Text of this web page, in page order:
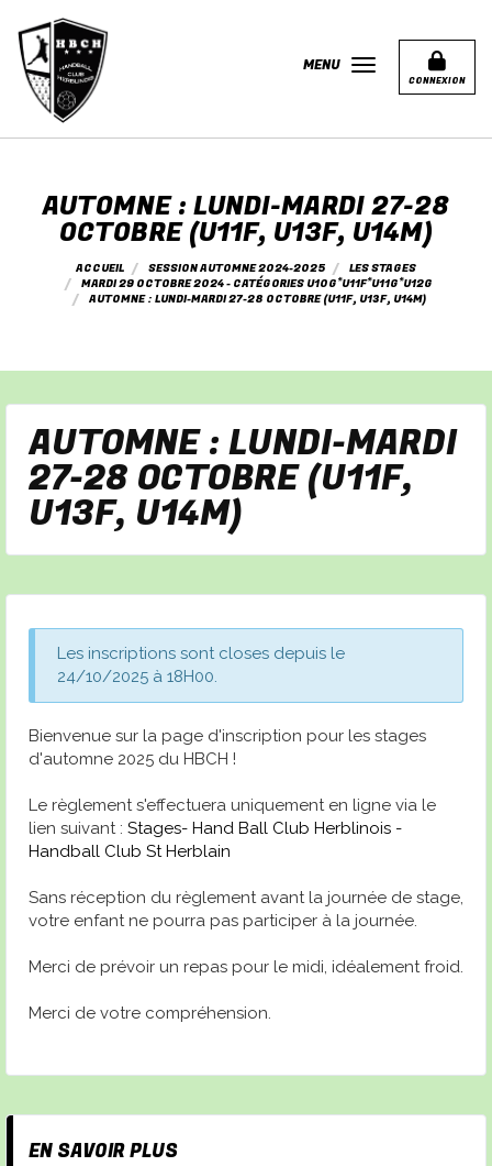
CONNEXION
MENU
AUTOMNE : LUNDI-MARDI 27-28
OCTOBRE (U11F, U13F, U14M)
ACCUEIL SESSION AUTOMNE 2024-2025
LES STAGES
MARDI 29 OCTOBRE 2024 - CATÉGORIES U10G*U11F*U11G*U12G
AUTOMNE : LUNDI-MARDI 27-28 OCTOBRE (U11F, U13F, U14M)
AUTOMNE : LUNDI-MARDI
27-28 OCTOBRE (U11F,
U13F, U14M)
Les inscriptions sont closes depuis le
24/10/2025 à 18H00.
Bienvenue sur la page d'inscription pour les stages
d'automne 2025 du HBCH !
Le règlement s'effectuera uniquement en ligne via le
lien suivant : Stages- Hand Ball Club Herblinois -
Handball Club St Herblain
Sans réception du règlement avant la journée de stage,
votre enfant ne pourra pas participer à la journée.
Merci de prévoir un repas pour le midi, idéalement froid.
Merci de votre compréhension.
EN SAVOIR PLUS